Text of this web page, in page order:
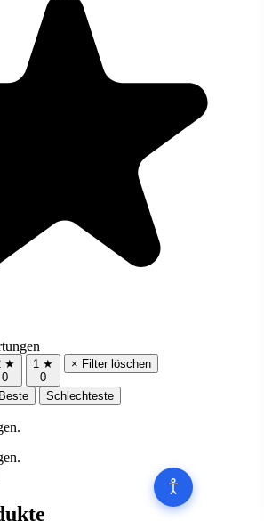
★
0
1 ★
0
× Filter löschen
Beste Schlechteste